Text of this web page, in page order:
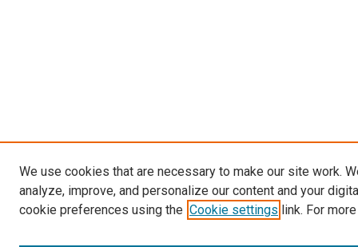
We use cookies that are necessary to make our site work.
analyze, improve, and personalize our content and your
cookie preferences using the Cookie settings link. For